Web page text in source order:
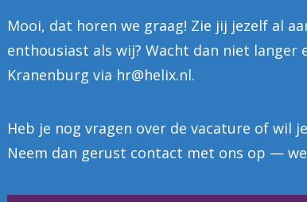
Mooi, dat horen we graag! Zie jij jezelf al
enthousiast als wij? Wacht dan niet
Kranenburg via hr@helix.nl.
Heb je nog vragen over de vacature of wil
Neem dan gerust contact met ons op —